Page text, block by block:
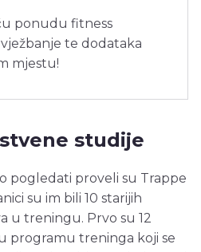
ponudu fitness
te dodataka
mjestu!
studije
pogledati proveli su Trappe
su im bili 10 starijih
u treningu. Prvo su 12
programu treninga koji se